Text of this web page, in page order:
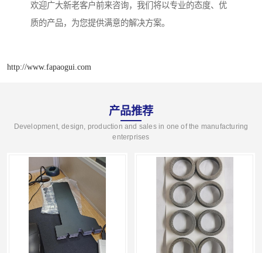
欢迎广大新老客户前来咨询，我们将以专业的态度、优
质的产品，为您提供满意的解决方案。
http://www.fapaogui.com
产品推荐
Development, design, production and sales in one of the manufacturing
enterprises